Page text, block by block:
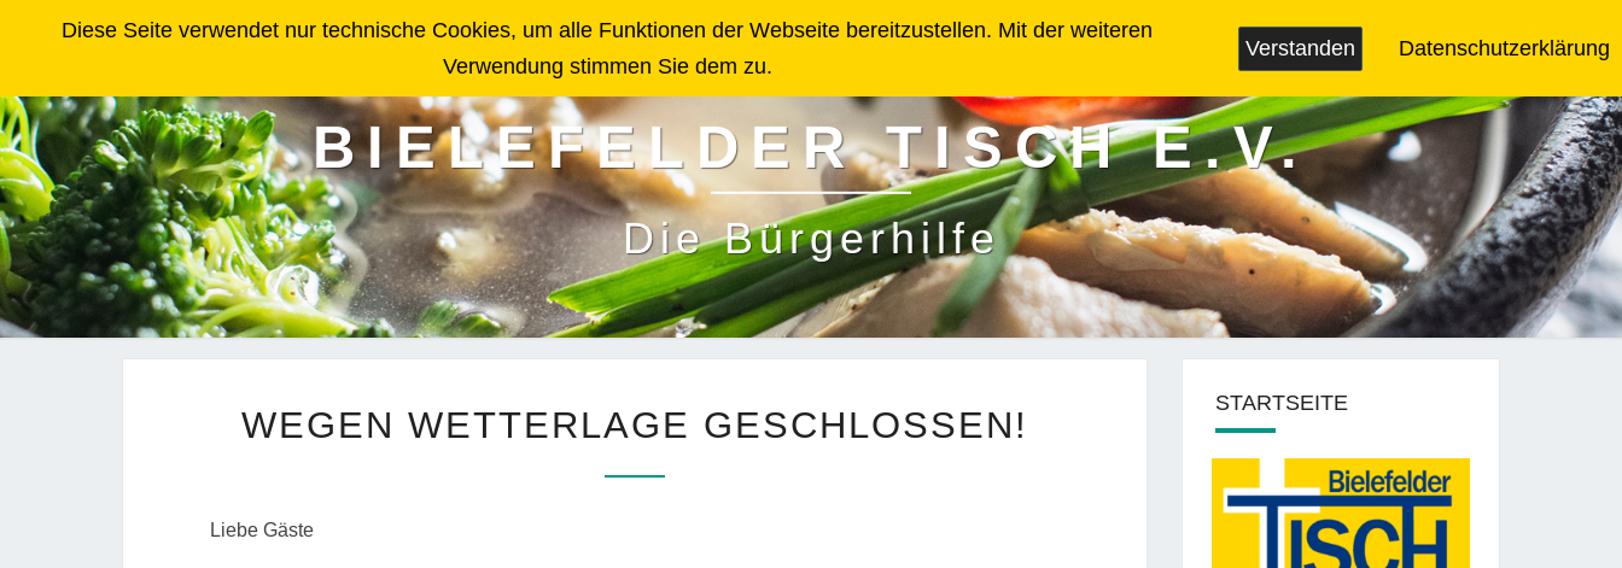
ARCHIV DATENSCHUTZ
BIELEFELDER TISCH E.V.
Die Bürgerhilfe
WETTERLAGE
WEGEN WETTERLAGE GESCHLOSSEN!
Liebe Gäste
STARTSEITE
Diese Seite verwendet nur technische Cookies, um alle Funktionen der Webseite bereitzustellen. Mit der weiteren
Verwendung stimmen Sie dem zu.
Verstanden Datenschutzerklärung